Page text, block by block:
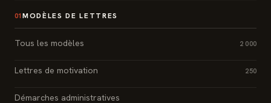
01 MODÈLES DE LETTRES
Tous les modèles 2 000
Lettres de motivation 250
Démarches administratives